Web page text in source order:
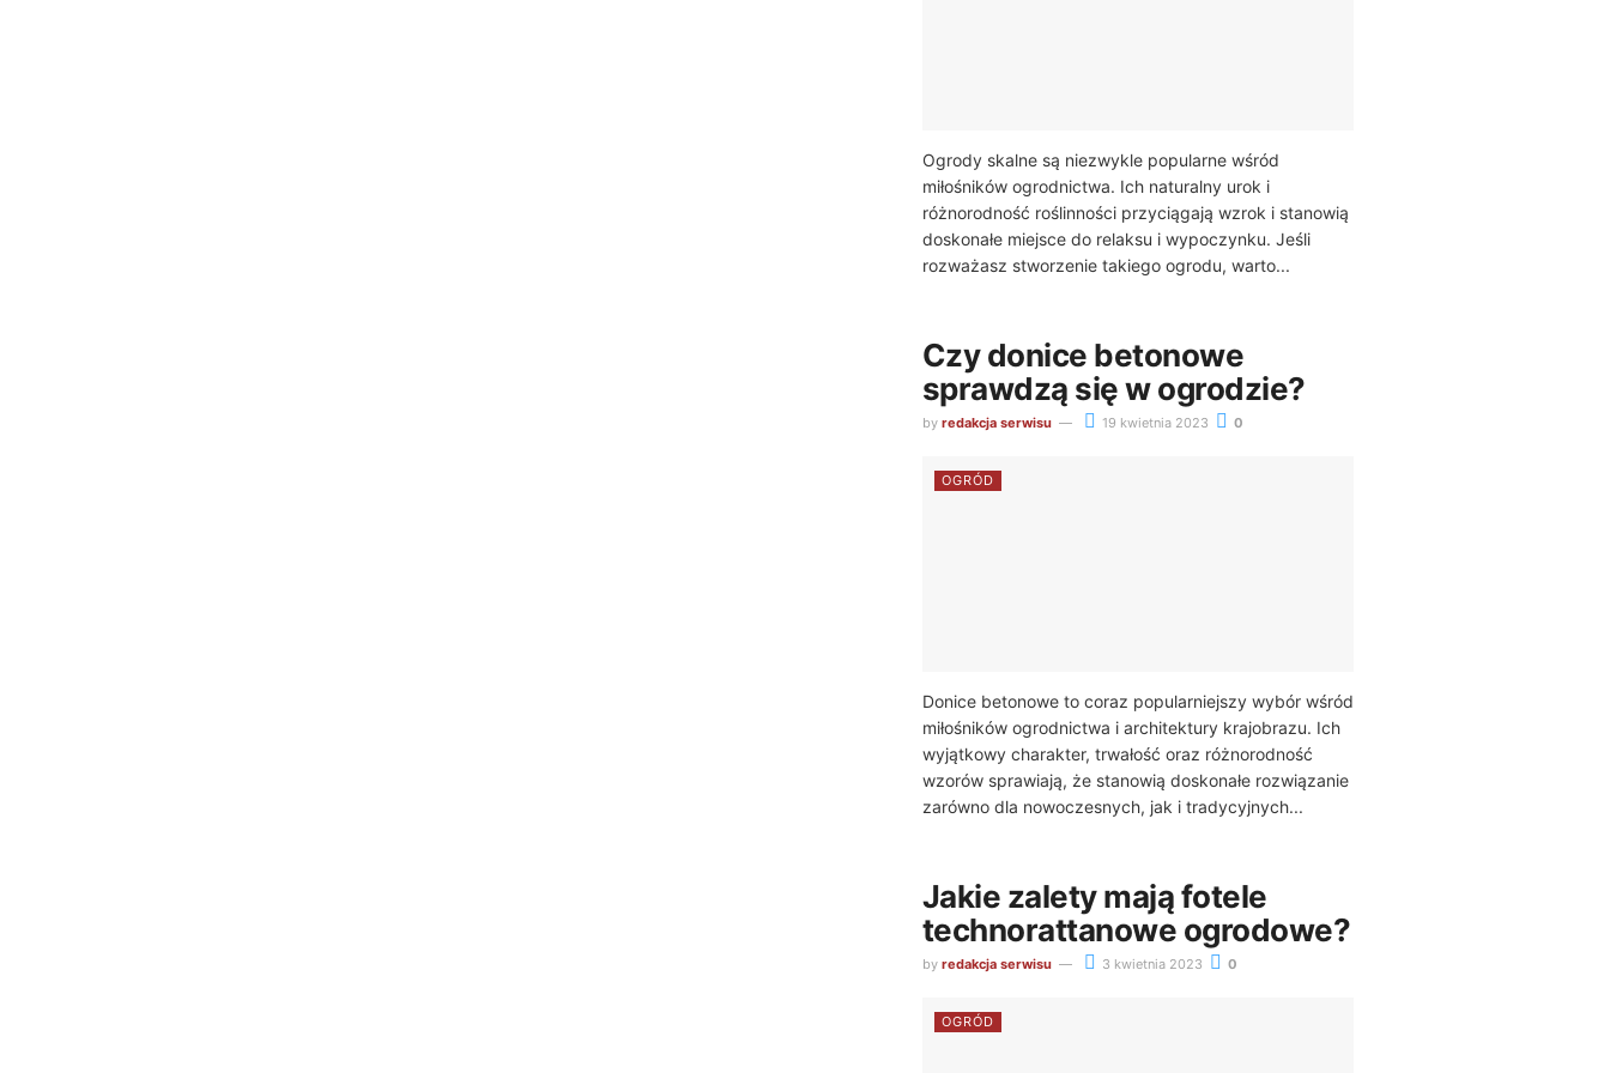
Ogrody skalne są niezwykle popularne wśród
miłośników ogrodnictwa. Ich naturalny urok i
różnorodność roślinności przyciągają wzrok i stanowią
doskonałe miejsce do relaksu i wypoczynku. Jeśli
rozważasz stworzenie takiego ogrodu, warto...
Czy donice betonowe
sprawdzą się w ogrodzie?
by redakcja serwisu 19 kwietnia 2023 0
OGRÓD
Donice betonowe to coraz popularniejszy wybór wśród
miłośników ogrodnictwa i architektury krajobrazu. Ich
wyjątkowy charakter, trwałość oraz różnorodność
wzorów sprawiają, że stanowią doskonałe rozwiązanie
zarówno dla nowoczesnych, jak i tradycyjnych...
Jakie zalety mają fotele
technorattanowe ogrodowe?
by redakcja serwisu 3 kwietnia 2023 0
OGRÓD